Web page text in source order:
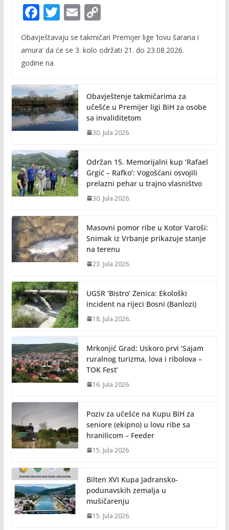
F
e
b
o
k
T
itt
E
ai
C
p
n
k
Obavještavaju se takmičari Premijer lige ‘lovu šarana i
amura’ da će se 3. kolo održati 21. do 23.08.2026.
godine na
Obavještenje takmičarima za
učešće u Premijer ligi BiH za osobe
sa invaliditetom
30. Jula 2026.
Održan 15. Memorijalni kup ‘Rafael
Grgić – Rafko’: Vogošćani osvojili
prelazni pehar u trajno vlasništvo
30. Jula 2026.
Masovni pomor ribe u Kotor Varoši:
Snimak iz Vrbanje prikazuje stanje
na terenu
23. Jula 2026.
UGSR ‘Bistro’ Zenica: Ekološki
incident na rijeci Bosni (Banlozi)
18. Jula 2026.
Mrkonjić Grad: Uskoro prvi ‘Sajam
ruralnog turizma, lova i ribolova –
TOK Fest’
16. Jula 2026.
Poziv za učešće na Kupu BiH za
seniore (ekipno) u lovu ribe sa
hranilicom – Feeder
15. Jula 2026.
Bilten XVI Kupa Jadransko-
podunavskih zemalja u
mušičarenju
15. Jula 2026.